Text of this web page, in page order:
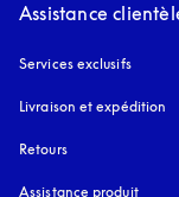
Assistance
Services exclusifs
Livraison et expédition
Retours
Assistance produit